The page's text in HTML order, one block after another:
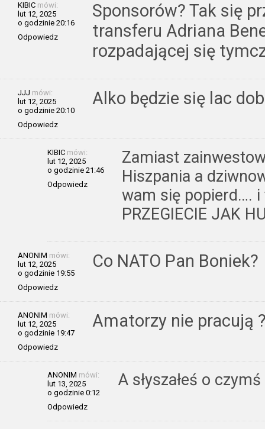
KIBIC mówi:
lut 12, 2025
o godzinie 20:16
Odpowiedz
Sponsorów? Tak się
transferu Adriana
rozpadającej się
JJJ mówi:
lut 12, 2025
o godzinie 20:10
Odpowiedz
Alko będzie się lac
KIBIC mówi:
lut 12, 2025
o godzinie 21:46
Odpowiedz
Zamiast
Hiszpania a
wam się popierd….
PRZEGIECIE JAK
ANONIM mówi:
lut 12, 2025
o godzinie 19:55
Odpowiedz
Co NATO Pan Boniek?
ANONIM mówi:
lut 12, 2025
o godzinie 19:47
Odpowiedz
Amatorzy nie pracują
ANONIM mówi:
lut 13, 2025
o godzinie 0:12
Odpowiedz
A słyszałeś o